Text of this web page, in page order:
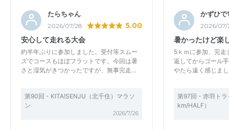
たらちゃん
2026/07/28 5.00
安心して走れる大会
約半年ぶりに参加しました。受付等スムー
ズでコースもほぼフラットです。今回は暑
さと湿気がきつかったですが、無事完走…
第90回・KITA!SENJU（北千住）マラソ
ン
2026/7/26
かずひで
2026/07/
暑かったけど楽
5ｋｍに参加、完走
返してからゴール
やたら遠く感じま
第97回・赤羽ト
km/HALF）